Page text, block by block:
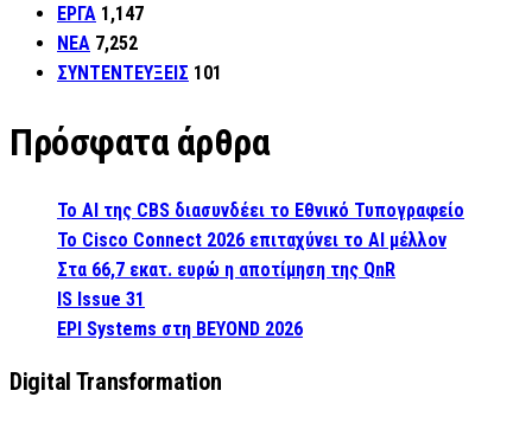
ΕΡΓΑ 1,147
ΝΕΑ 7,252
ΣΥΝΤΕΝΤΕΥΞΕΙΣ 101
Πρόσφατα άρθρα
Το AI της CBS διασυνδέει το Εθνικό Τυπογραφείο
Το Cisco Connect 2026 επιταχύνει το AI μέλλον
Στα 66,7 εκατ. ευρώ η αποτίμηση της QnR
IS Issue 31
EPI Systems στη BEYOND 2026
Digital Transformation